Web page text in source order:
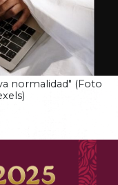
normalidad" (Foto